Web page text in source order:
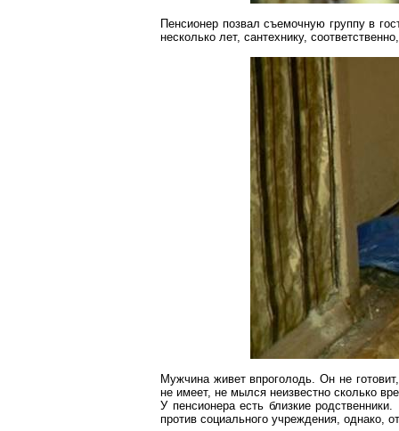
Пенсионер позвал съемочную группу в
несколько лет, сантехнику,
Мужчина живет впроголодь. Он не
не имеет, не мылся неизвестно сколько
У пенсионера есть близкие
против социального учреждения, однако,